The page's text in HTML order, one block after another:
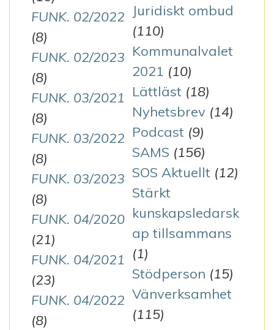
FUNK. 02/2022
(8)
FUNK. 02/2023
(8)
FUNK. 03/2021
(8)
FUNK. 03/2022
(8)
FUNK. 03/2023
(8)
FUNK. 04/2020
(21)
FUNK. 04/2021
(23)
FUNK. 04/2022
(8)
Juridiskt ombud
(110)
Kommunalvalet
2021 (10)
Lättläst (18)
Nyhetsbrev (14)
Podcast (9)
SAMS (156)
SOS Aktuellt (12)
Stärkt
kunskapsledarsk
ap tillsammans
(1)
Stödperson (15)
Vänverksamhet
(115)